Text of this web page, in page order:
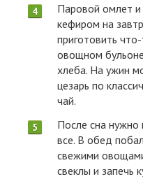
Паровой омлет
кефиром на
приготовить
овощном
хлеба. На ужин
цезарь по
чай.
После сна нужно
все. В обед
свежими
свеклы и запечь